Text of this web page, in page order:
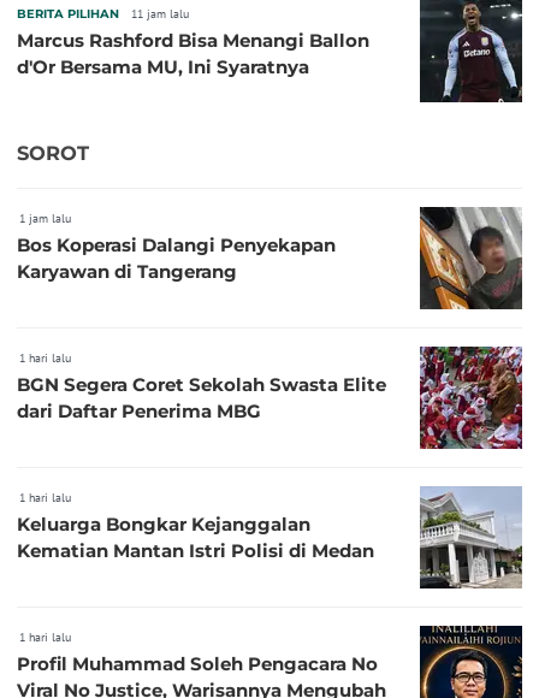
BERITA PILIHAN 11 jam lalu
Marcus Rashford Bisa Menangi Ballon
d'Or Bersama MU, Ini Syaratnya
SOROT
1 jam lalu
Bos Koperasi Dalangi Penyekapan
Karyawan di Tangerang
1 hari lalu
BGN Segera Coret Sekolah Swasta Elite
dari Daftar Penerima MBG
1 hari lalu
Keluarga Bongkar Kejanggalan
Kematian Mantan Istri Polisi di Medan
1 hari lalu
Profil Muhammad Soleh Pengacara No
Viral No Justice, Warisannya Mengubah